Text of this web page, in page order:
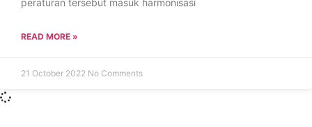
peraturan tersebut masuk harmonisasi
READ MORE »
21 October 2022 No Comments